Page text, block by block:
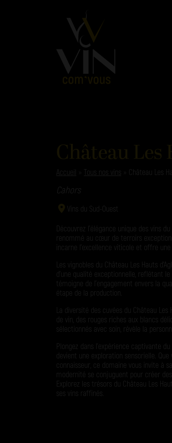
Accueil Tous nos vins Château Les
Cahors
Vins du Sud-Ouest
Découvrez l’élégance unique des vins
renommé au cœur de terroirs
incarne l’excellence viticole et offre
Les vignobles du Château Les Hauts
d’une qualité exceptionnelle, reflétant
témoigne de l’engagement envers la
étape de la production.
La diversité des cuvées du Château
de vin, des rouges riches aux blancs
sélectionnés avec soin, révèle la
Plongez dans l’expérience captivante
devient une exploration sensorielle.
connaisseur, ce domaine vous invite à
modernité se conjuguent pour créer
Explorez les trésors du Château Les
ses vins raffinés.